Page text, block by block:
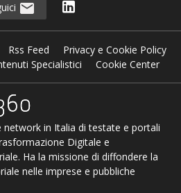
Rss Feed
Privacy e Cookie Policy
Specialistici
Cookie Center
network in Italia di testate e portali
Digitale e
Ha la missione di diffondere la
nelle imprese e pubbliche